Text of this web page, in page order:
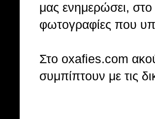
μας ενημερώσει,
φωτογραφίες που
Στo oxafies.com
συμπίπτουν με τις